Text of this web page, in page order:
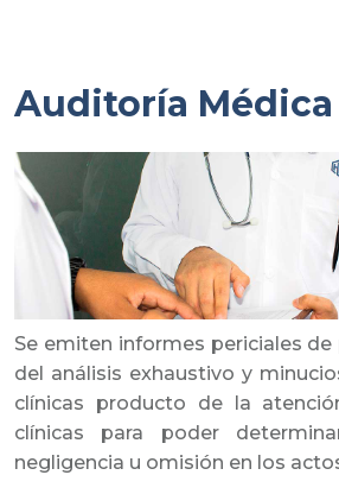
Auditoría Médica
Se emiten informes periciales
del análisis exhaustivo y
clínicas producto de la
clínicas para poder
negligencia u omisión en los